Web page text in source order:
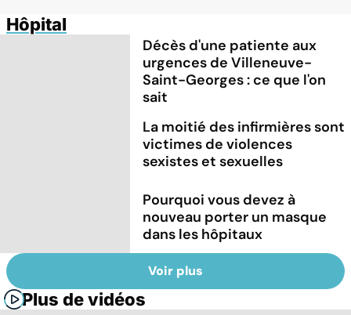
Hôpital
Décès d'une patiente aux
urgences de Villeneuve-
Saint-Georges : ce que l'on
sait
La moitié des infirmières sont
victimes de violences
sexistes et sexuelles
Pourquoi vous devez à
nouveau porter un masque
dans les hôpitaux
Voir plus
Plus de vidéos